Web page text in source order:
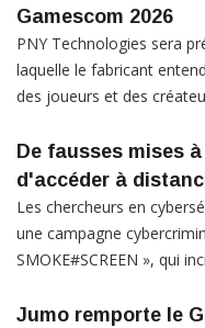
Gamescom 2026
PNY Technologies sera
laquelle le fabricant
des joueurs et des
De fausses mises
d'accéder à
Les chercheurs en
une campagne
SMOKE#SCREEN », qui
Jumo remporte le